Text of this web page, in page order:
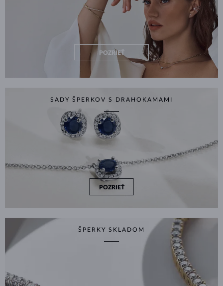
POZRIEŤ
SADY ŠPERKOV S DRAHOKAMAMI
POZRIEŤ
ŠPERKY SKLADOM